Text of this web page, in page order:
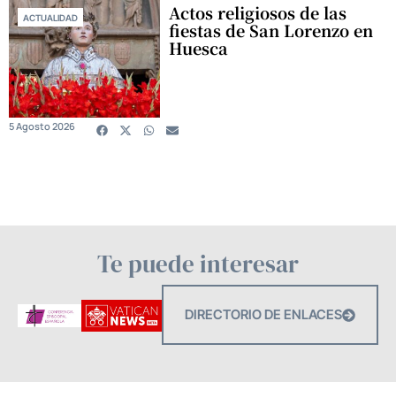
ACTUALIDAD Actos religiosos de las
fiestas de San Lorenzo en
Huesca
5 Agosto 2026
Te puede interesar
DIRECTORIO DE ENLACES